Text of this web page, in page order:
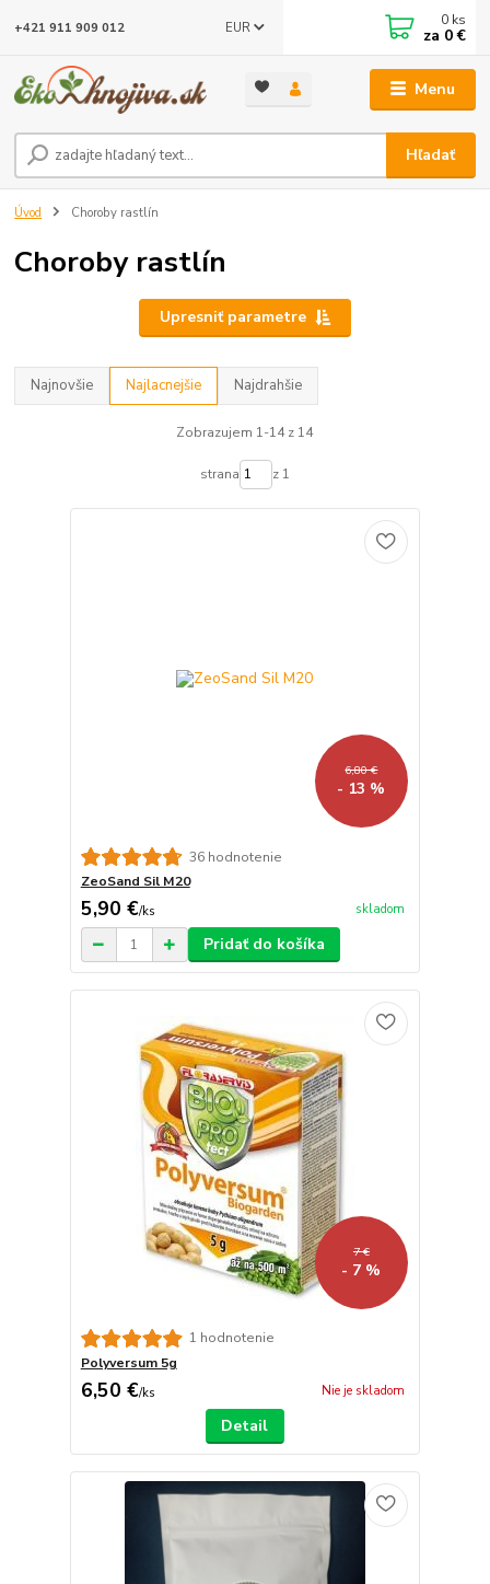
Menu
EUR
Hľadať
+421 911 909 012 0 ks
za 0 €
Úvod Choroby rastlín
Choroby rastlín
Upresniť parametre
Najnovšie Najlacnejšie Najdrahšie
Zobrazujem 1-14 z 14
strana z 1
6,80 €
- 13 %
36 hodnotenie
ZeoSand Sil M20
5,90 €/ks skladom
Pridať do košíka
7 €
- 7 %
1 hodnotenie
Polyversum 5g
6,50 €/ks Nie je skladom
Detail